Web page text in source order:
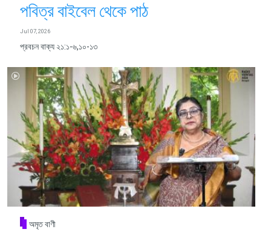
পবিত্র বাইবেল থেকে পাঠ
Jul 07, 2026
প্রবচন বাক্য ২১:১-৬,১০-১৩
অমৃত বাণী